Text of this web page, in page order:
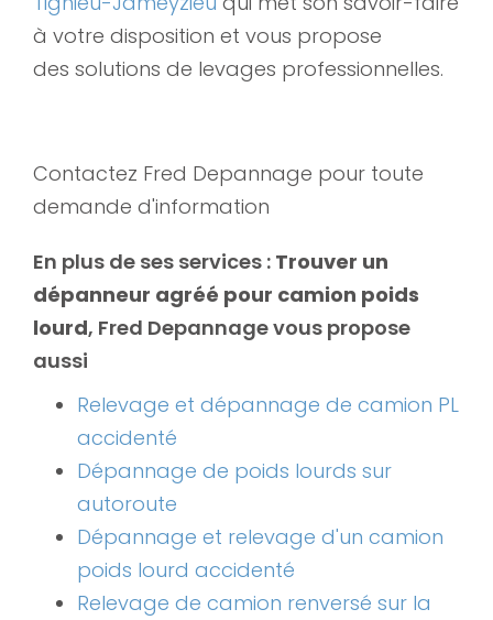
à votre disposition et vous propose
des solutions de levages professionnelles.
Contactez Fred Depannage pour toute
demande d'information
En plus de ses services : Trouver un
dépanneur agréé pour camion poids
lourd, Fred Depannage vous propose
aussi
Relevage et dépannage de camion PL
accidenté
Dépannage de poids lourds sur
autoroute
Dépannage et relevage d'un camion
poids lourd accidenté
Relevage de camion renversé sur la